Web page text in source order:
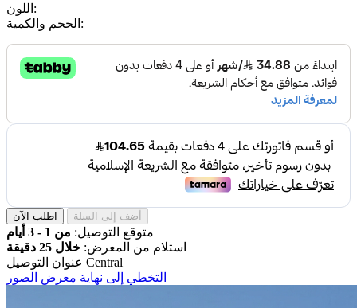
اللون:
الحجم والكمية:
اطلب الآن أضف إلى السلة
متوقع التوصيل: من 1 - 3 أيام
استلام من المعرض: خلال 25 دقيقة
Central
التخطي إلى نهاية معرض الصور